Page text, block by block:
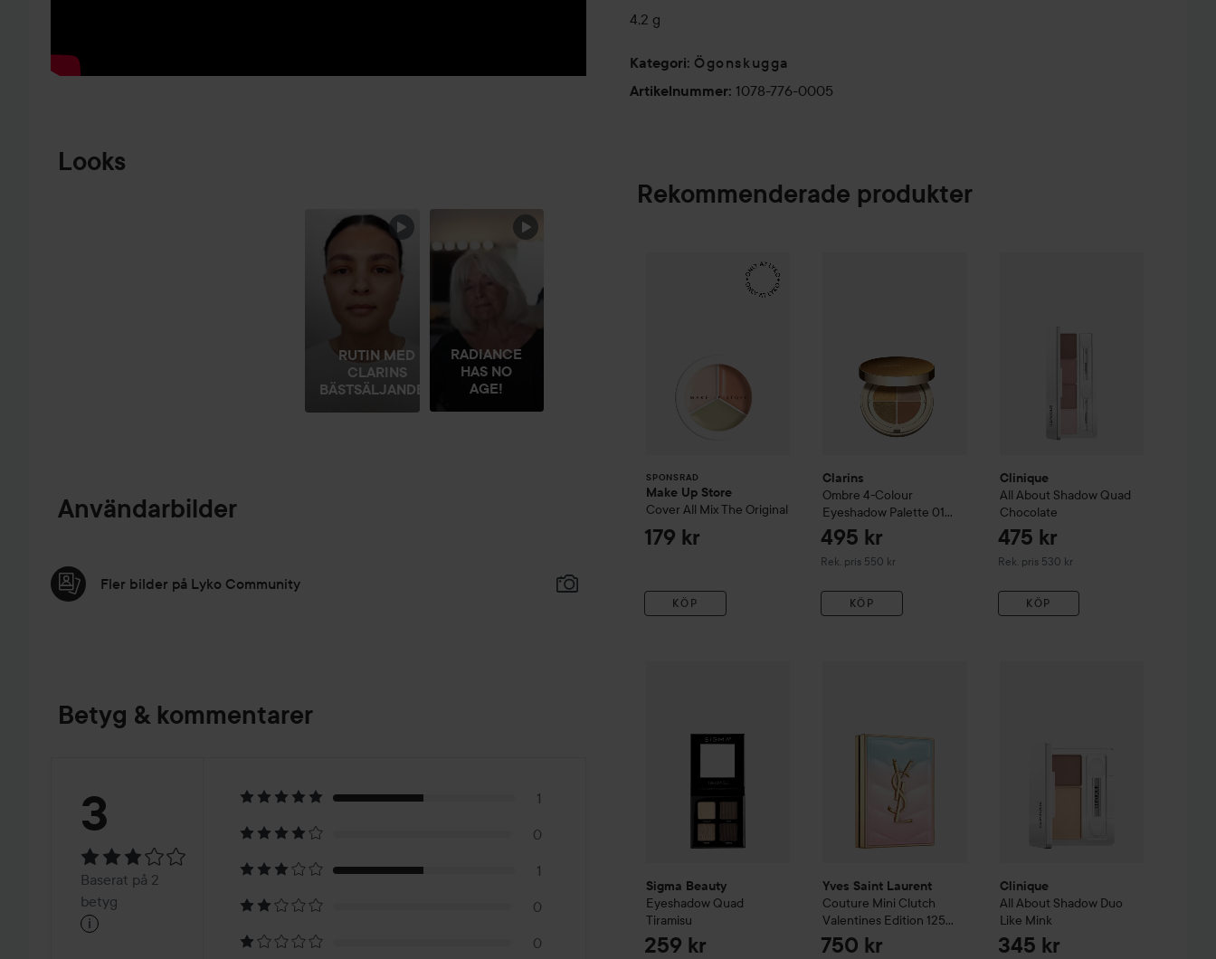
Looks
RUTIN MED
CLARINS
BÄSTSÄLJANDE...
RADIANCE
HAS NO
AGE!
Användarbilder
Fler bilder på Lyko Community
Betyg & kommentarer
Betyg:
3Baserat
på
3
Baserat på 2
betyg
i
1
0
1
0
0
4,2 g
Kategori: Ögonskugga
Artikelnummer: 1078-776-0005
Rekommenderade produkter
SPONSRAD
Make Up Store
Cover All MixThe Original
179 kr
KÖP
Make Up Store
Clarins
Ombre 4-Colour
Eyeshadow Palette 01
Bronze Gradution
495 kr
Rek. pris 550 kr
Rekommenderat pris 550 kr
KÖP
Clinique
All About Shadow Quad
Chocolate
475 kr
Rek. pris 530 kr
Rekommenderat pris 530 kr
KÖP
Sigma Beauty
Eyeshadow Quad
Tiramisu
259 kr
Yves Saint Laurent
Couture Mini Clutch
Valentines Edition 125
Endless Love
750 kr
Clinique
All About Shadow Duo
Like Mink
345 kr